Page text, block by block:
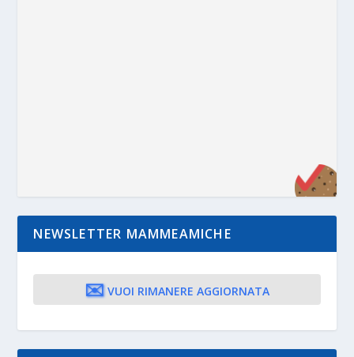
NEWSLETTER MAMMEAMICHE
✉️ VUOI RIMANERE AGGIORNATA